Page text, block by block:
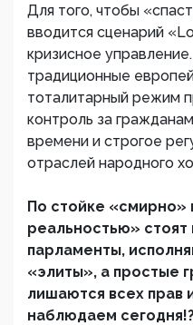
Для того, чтобы
вводится сценарий
кризисное
традиционные
тоталитарный режим
контроль за
времени и строгое
отраслей народного
По стойке «смирно»
реальностью» стоят
парламенты,
«элиты», а простые
лишаются всех прав
наблюдаем